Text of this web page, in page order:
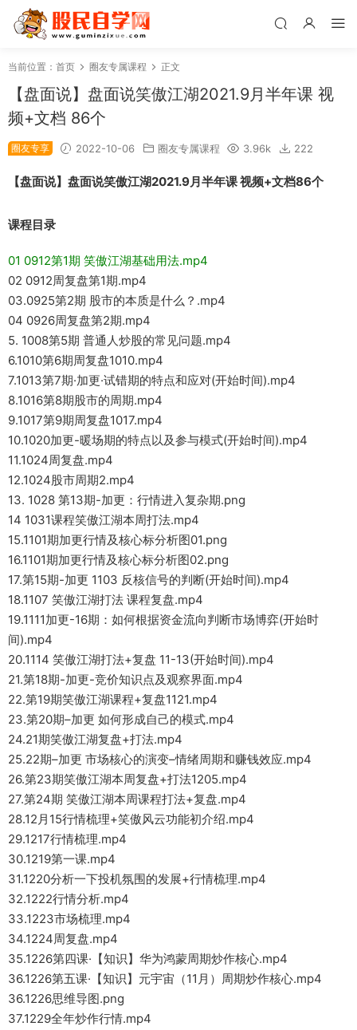
当前位置： 首页 圈友专属课程 正文
【盘面说】盘面说笑傲江湖2021.9月半年课 视
频+文档 86个
圈友专享 2022-10-06 圈友专属课程 3.96k 222
【盘面说】盘面说笑傲江湖2021.9月半年课 视频+文档86个
课程目录
01 0912第1期 笑傲江湖基础用法.mp4
02 0912周复盘第1期.mp4
03.0925第2期 股市的本质是什么？.mp4
04 0926周复盘第2期.mp4
5. 1008第5期 普通人炒股的常见问题.mp4
6.1010第6期周复盘1010.mp4
7.1013第7期·加更·试错期的特点和应对(开始时间).mp4
8.1016第8期股市的周期.mp4
9.1017第9期周复盘1017.mp4
10.1020加更-暖场期的特点以及参与模式(开始时间).mp4
11.1024周复盘.mp4
12.1024股市周期2.mp4
13. 1028 第13期-加更：行情进入复杂期.png
14 1031课程笑傲江湖本周打法.mp4
15.1101期加更行情及核心标分析图01.png
16.1101期加更行情及核心标分析图02.png
17.第15期-加更 1103 反核信号的判断(开始时间).mp4
18.1107 笑傲江湖打法 课程复盘.mp4
19.1111加更-16期：如何根据资金流向判断市场博弈(开始时
间).mp4
20.1114 笑傲江湖打法+复盘 11-13(开始时间).mp4
21.第18期-加更-竞价知识点及观察界面.mp4
22.第19期笑傲江湖课程+复盘1121.mp4
23.第20期–加更 如何形成自己的模式.mp4
24.21期笑傲江湖复盘+打法.mp4
25.22期–加更 市场核心的演变–情绪周期和赚钱效应.mp4
26.第23期笑傲江湖本周复盘+打法1205.mp4
27.第24期 笑傲江湖本周课程打法+复盘.mp4
28.12月15行情梳理+笑傲风云功能初介绍.mp4
29.1217行情梳理.mp4
30.1219第一课.mp4
31.1220分析一下投机氛围的发展+行情梳理.mp4
32.1222行情分析.mp4
33.1223市场梳理.mp4
34.1224周复盘.mp4
35.1226第四课·【知识】华为鸿蒙周期炒作核心.mp4
36.1226第五课·【知识】元宇宙（11月）周期炒作核心.mp4
36.1226思维导图.png
37.1229全年炒作行情.mp4